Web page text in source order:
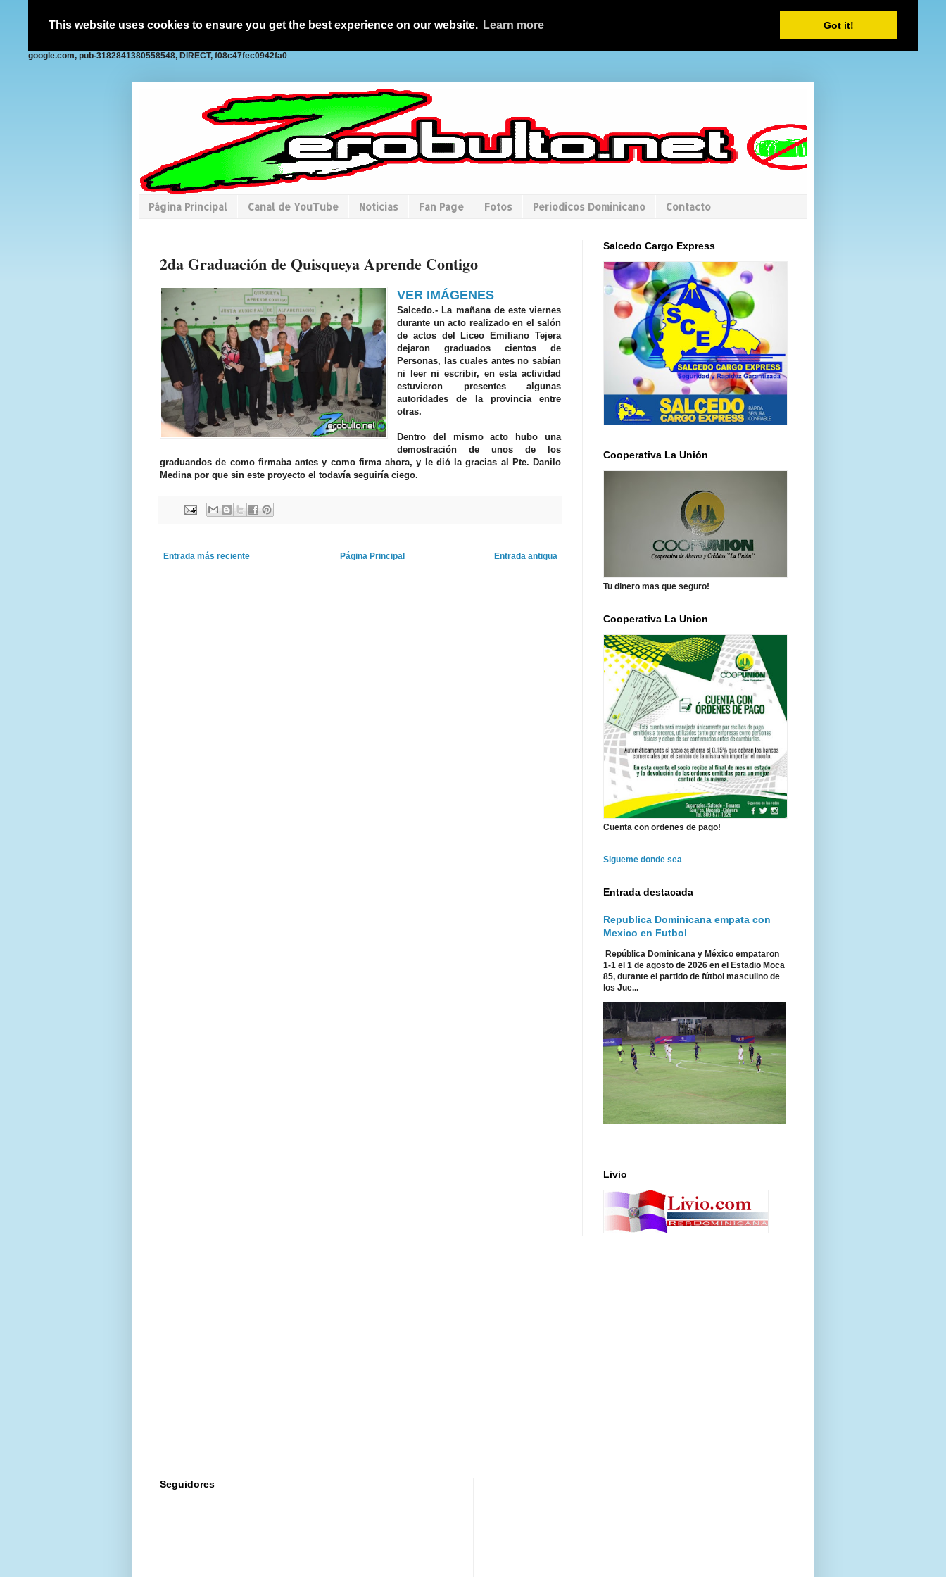
This website uses cookies to ensure you get the best experience on our website. Learn more Got it!
google.com, pub-3182841380558548, DIRECT, f08c47fec0942fa0
Página Principal Canal de YouTube Noticias Fan Page Fotos Periodicos Dominicano Contacto
2da Graduación de Quisqueya Aprende Contigo
VER IMÁGENES
Salcedo.- La mañana de este viernes
durante un acto realizado en el salón
de actos del Liceo Emiliano Tejera
dejaron graduados cientos de
Personas, las cuales antes no sabían
ni leer ni escribir, en esta actividad
estuvieron presentes algunas
autoridades de la provincia entre
otras.
Dentro del mismo acto hubo una
demostración de unos de los
graduandos de como firmaba antes y como firma ahora, y le dió la gracias al Pte. Danilo
Medina por que sin este proyecto el todavía seguiría ciego.
Entrada más reciente Entrada antigua
Página Principal
Salcedo Cargo Express
Cooperativa La Unión
Tu dinero mas que seguro!
Cooperativa La Union
Cuenta con ordenes de pago!
Sigueme donde sea
Entrada destacada
Republica Dominicana empata con
Mexico en Futbol
República Dominicana y México empataron
1-1 el 1 de agosto de 2026 en el Estadio Moca
85, durante el partido de fútbol masculino de
los Jue...
Livio
Seguidores